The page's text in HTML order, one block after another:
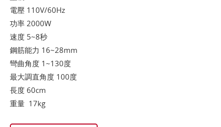
電壓 110V/60Hz
功率 2000W
速度 5~8秒
鋼筋能力 16~28mm
彎曲角度 1~130度
最大調直角度 100度
長度 60cm
重量 17kg